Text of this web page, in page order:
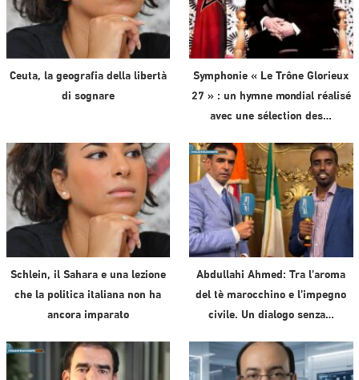
Ceuta, la geografia della libertà
di sognare
Symphonie « Le Trône Glorieux
27 » : un hymne mondial réalisé
avec une sélection des…
Schlein, il Sahara e una lezione
che la politica italiana non ha
ancora imparato
Abdullahi Ahmed: Tra l’aroma
del tè marocchino e l’impegno
civile. Un dialogo senza…